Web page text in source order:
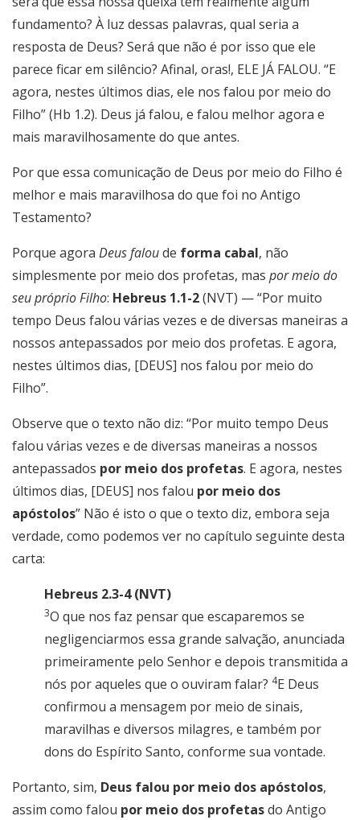
fundamento? À luz dessas palavras, qual seria a
resposta de Deus? Será que não é por isso que ele
parece ficar em silêncio? Afinal, oras!, ELE JÁ FALOU. “E
agora, nestes últimos dias, ele nos falou por meio do
Filho” (Hb 1.2). Deus já falou, e falou melhor agora e
mais maravilhosamente do que antes.
Por que essa comunicação de Deus por meio do Filho é
melhor e mais maravilhosa do que foi no Antigo
Testamento?
Porque agora Deus faloude forma cabal, não
simplesmente por meio dos profetas, mas por meio do
seu próprio Filho: Hebreus 1.1-2(NVT) — “Por muito
tempo Deus falou várias vezes e de diversas maneiras a
nossos antepassados por meio dos profetas. E agora,
nestes últimos dias, [DEUS] nos falou por meio do
Filho”.
Observe que o texto não diz: “Por muito tempo Deus
falou várias vezes e de diversas maneiras a nossos
antepassados por meio dos profetas. E agora, nestes
últimos dias, [DEUS] nos falou por meio dos
apóstolos” Não é isto o que o texto diz, embora seja
verdade, como podemos ver no capítulo seguinte desta
carta:
Hebreus 2.3-4 (NVT)
3O que nos faz pensar que escaparemos se
negligenciarmos essa grande salvação, anunciada
primeiramente pelo Senhore depois transmitida a
nós por aqueles que o ouviram falar? 4E Deus
confirmou a mensagem por meio de sinais,
maravilhas e diversos milagres, e também por
dons do Espírito Santo, conforme sua vontade.
Portanto, sim, Deus falou por meio dos apóstolos,
assim como falou por meio dos profetasdo Antigo